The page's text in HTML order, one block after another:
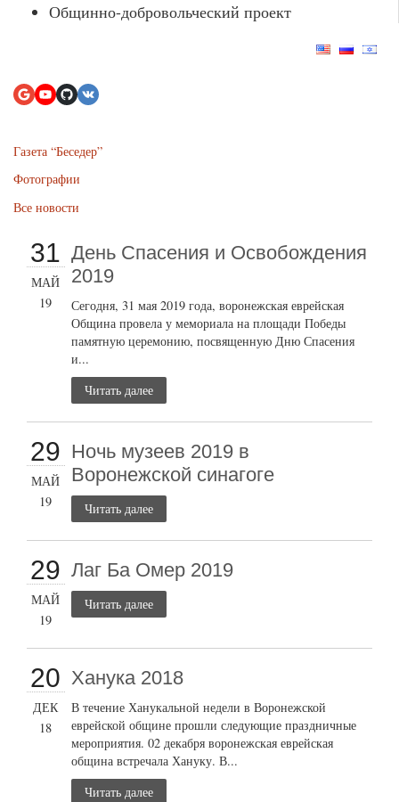
Общинно-добровольческий проект
Газета “Беседер”
Фотографии
Все новости
31
МАЙ
19
День Спасения и Освобождения
2019
Сегодня, 31 мая 2019 года, воронежская еврейская
Община провела у мемориала на площади Победы
памятную церемонию, посвященную Дню Спасения
и...
Читать далее
29
МАЙ
19
Ночь музеев 2019 в
Воронежской синагоге
Читать далее
29
МАЙ
19
Лаг Ба Омер 2019
Читать далее
20
ДЕК
18
Ханука 2018
В течение Ханукальной недели в Воронежской
еврейской общине прошли следующие праздничные
мероприятия. 02 декабря воронежская еврейская
община встречала Хануку. В...
Читать далее